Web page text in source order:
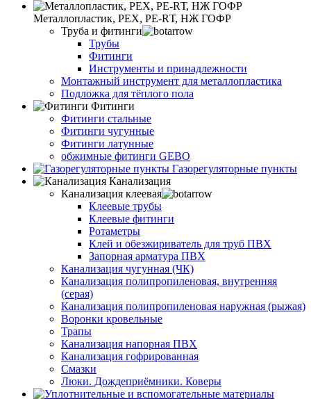
Металлопластик, РЕХ, РЕ-RТ, НЖ ГОФР
Труба и фитинги
Трубы
Фитинги
Инструменты и принадлежности
Монтажный инструмент для металлопластика
Подложка для тёплого пола
Фитинги
Фитинги стальные
Фитинги чугунные
Фитинги латунные
обжимные фитинги GEBO
Газорегуляторные пункты
Канализация
Канализация клеевая
Клеевые трубы
Клеевые фитинги
Ротаметры
Клей и обезжириватель для труб ПВХ
Запорная арматура ПВХ
Канализация чугунная (ЧК)
Канализация полипропиленовая, внутренняя
(серая)
Канализация полипропиленовая наружная (рыжая)
Воронки кровельные
Трапы
Канализация напорная ПВХ
Канализация гофрированная
Смазки
Люки. Дождеприёмники. Коверы